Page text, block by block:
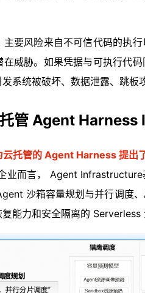
主要风险来自不可信代码的执
威胁。如果凭据与可执行代
系统被破坏、数据泄露、跳板
管 Agent
云托管的 Agent Harness 提
业而言， Agent
沙箱容量规划与并行调度
能力和安全隔离的 Serverless